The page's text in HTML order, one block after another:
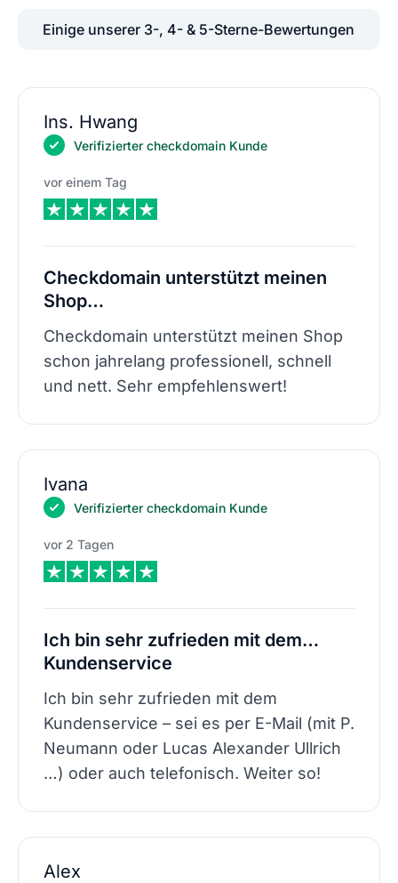
Einige unserer 3-, 4- & 5-Sterne-Bewertungen
Ins. Hwang
Verifizierter checkdomain Kunde
vor einem Tag
Checkdomain unterstützt meinen
Shop…
Checkdomain unterstützt meinen Shop
schon jahrelang professionell, schnell
und nett. Sehr empfehlenswert!
Ivana
Verifizierter checkdomain Kunde
vor 2 Tagen
Ich bin sehr zufrieden mit dem…
Kundenservice
Ich bin sehr zufrieden mit dem
Kundenservice – sei es per E-Mail (mit P.
Neumann oder Lucas Alexander Ullrich
…) oder auch telefonisch. Weiter so!
Alex